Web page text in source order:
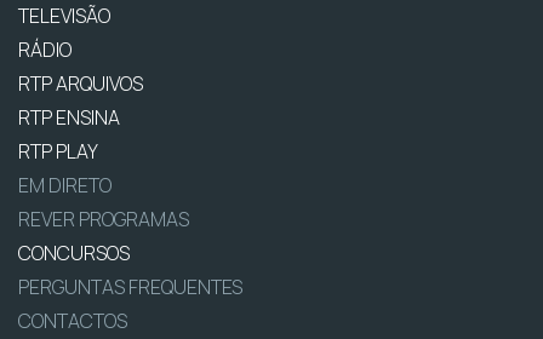
TELEVISÃO
RÁDIO
RTP ARQUIVOS
RTP ENSINA
RTP PLAY
EM DIRETO
REVER PROGRAMAS
CONCURSOS
PERGUNTAS FREQUENTES
CONTACTOS